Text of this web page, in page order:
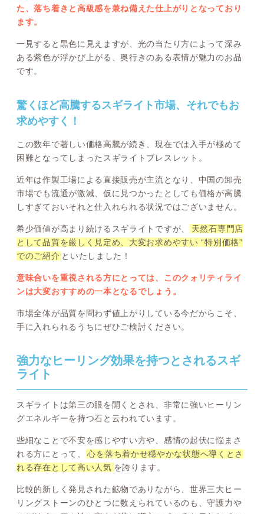
た、落ち着きと高級感を兼ね備えた仕上がりとなっており
ます。
一見すると黒色に見えますが、光の当たり方によって深み
ある紫色が浮かび上がる、奥行きのある表情が魅力のお品
です。
驚くほど高騰するスギライト市場、それでもお
求めやすく！
この数年で著しい価格高騰が続き、現在では入手が極めて
困難となってしまったスギライトブレスレット。
近年は作製工場による直接販売が主流となり、中国の卸売
市場でも流通が激減、仮に見つかったとしても価格が高騰
しすぎておいそれと仕入れられる状況ではございません。
希少価値が高まり続けるスギライトですが、
天然石専門店
として品質を厳しく見定め、大変お求めやすい “特別価格”
でのご紹介 といたしました！
意味合いを重視される方にとっては、このクォリティライ
ンは大変おすすめの一本となるでしょう。
市場全体が品質を問わず値上がりしている今だからこそ、
手に入れられるうちにぜひご検討ください。
強力なヒーリング効果を持つとされるスギ
ライト
スギライトは第三の眼を開くとされ、非常に強いヒーリン
グエネルギーを持つ石と云われています。
些細なことで不安を感じやすい方や、感情の起伏に悩まさ
れる方にとって、
心を落ち着かせ穏やかな状態へ導くとさ
れる存在として高い人気 を誇ります。
比較的新しく発見された鉱物でありながら、世界三大ヒー
リングストーンのひとつに数えられているのも、守護力や